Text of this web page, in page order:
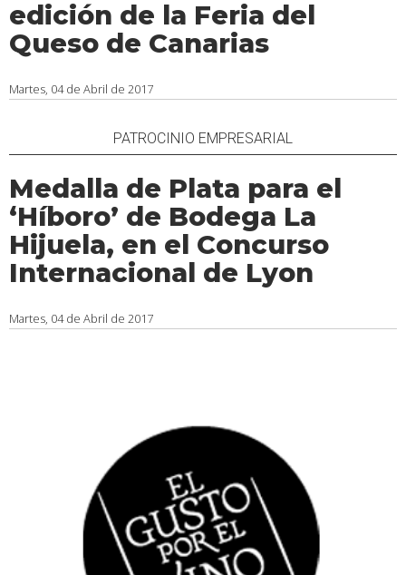
edición de la Feria del
Queso de Canarias
Martes, 04 de Abril de 2017
PATROCINIO EMPRESARIAL
Medalla de Plata para el
‘Híboro’ de Bodega La
Hijuela, en el Concurso
Internacional de Lyon
Martes, 04 de Abril de 2017